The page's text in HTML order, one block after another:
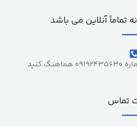
آنلاین می باشد
کنید.
تماس